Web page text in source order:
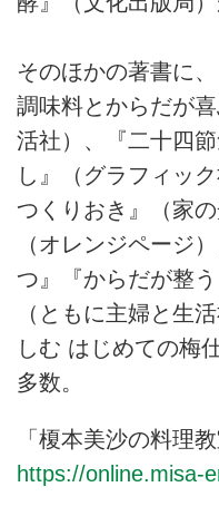
そのほかの著書に
調味料とからだが
活社）、『二十四
し』（グラフィッ
つくりおき』（家
（オレンジページ
つ』『からだが整
（ともに主婦と生
しむ はじめての梅
多数。
「榎本美沙の料理教
https://online.misa-